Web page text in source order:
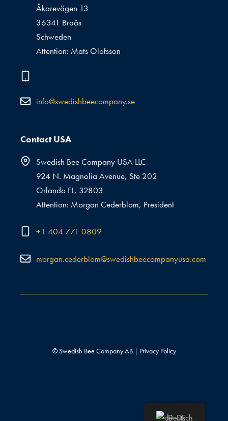
Åkarevägen 13
36341 Braås
Schweden
Attention: Mats Olofsson
info@swedishbeecompany.se
Contact USA
Swedish Bee Company USA LLC
924 N. Magnolia Avenue, Ste 202
Orlando FL, 32803
Attention: Morgan Cederblom, President
+1 404 771 0809
morgan.cederblom@swedishbeecompanyusa.com
© Swedish Bee Company AB | Privacy Policy
Deutsch